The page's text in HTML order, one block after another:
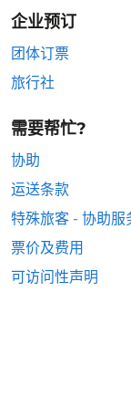
企业预订
团体订票
旅行社
需要帮忙?
协助
运送条款
特殊旅客 - 协助服
票价及费用
可访问性声明